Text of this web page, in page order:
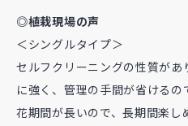
◎植栽現場の声
＜シングルタイプ＞
セルフクリーニングの性質が
に強く、管理の手間が省ける
花期間が長いので、長期間楽